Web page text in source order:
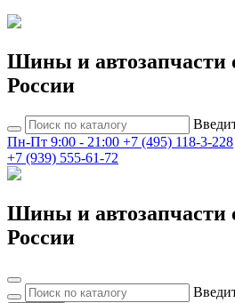
Шины и автозапчасти
России
Пн-Пт 9:00 - 21:00 +7 (495) 118-3-228
+7 (939) 555-61-72
Шины и автозапчасти
России